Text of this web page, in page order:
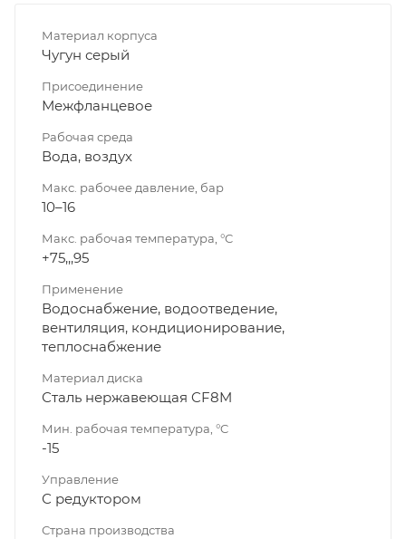
Материал корпуса
Чугун серый
Присоединение
Межфланцевое
Рабочая среда
Вода, воздух
Макс. рабочее давление, бар
10–16
Макс. рабочая температура, °C
+75,,,95
Применение
Водоснабжение, водоотведение,
вентиляция, кондиционирование,
теплоснабжение
Материал диска
Сталь нержавеющая CF8M
Мин. рабочая температура, °C
-15
Управление
С редуктором
Страна производства